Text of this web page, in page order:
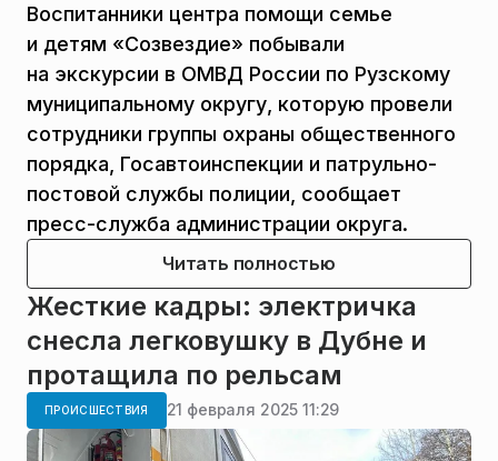
Воспитанники центра помощи семье
и детям «Созвездие» побывали
на экскурсии в ОМВД России по Рузскому
муниципальному округу, которую провели
сотрудники группы охраны общественного
порядка, Госавтоинспекции и патрульно-
постовой службы полиции, сообщает
пресс-служба администрации округа.
Читать полностью
Жесткие кадры: электричка
снесла легковушку в Дубне и
протащила по рельсам
ПРОИСШЕСТВИЯ 21 февраля 2025 11:29